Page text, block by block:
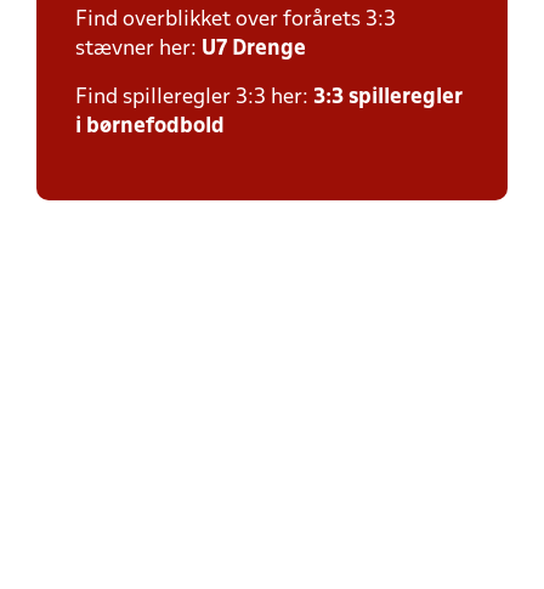
Find overblikket over forårets 3:3
stævner her: U7 Drenge
Find spilleregler 3:3 her: 3:3 spilleregler
i børnefodbold